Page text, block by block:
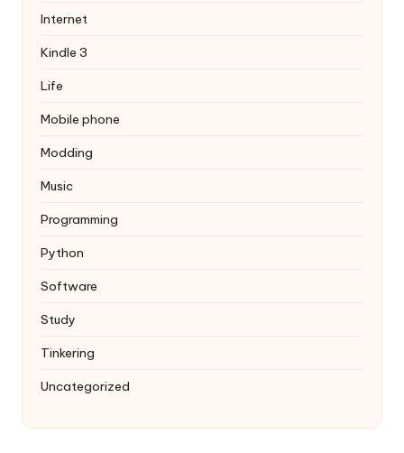
Internet
Kindle 3
Life
Mobile phone
Modding
Music
Programming
Python
Software
Study
Tinkering
Uncategorized